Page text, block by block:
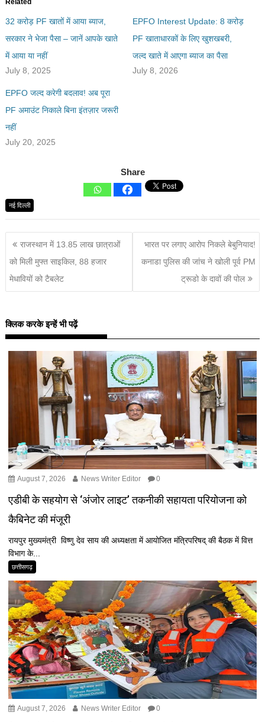
Related
32 करोड़ PF खातों में आया ब्याज,
सरकार ने भेजा पैसा – जानें आपके खाते
में आया या नहीं
July 8, 2025
EPFO Interest Update: 8 करोड़
PF खाताधारकों के लिए खुशखबरी,
जल्द खाते में आएगा ब्याज का पैसा
July 8, 2026
EPFO जल्द करेगी बदलाव! अब पूरा
PF अमाउंट निकाले बिना इंतज़ार जरूरी
नहीं
July 20, 2025
Share
नई दिल्ली
राजस्थान में 13.85 लाख छात्राओं
को मिली मुफ्त साइकिल, 88 हजार
मेधावियों को टैबलेट
भारत पर लगाए आरोप निकले बेबुनियाद!
कनाडा पुलिस की जांच ने खोली पूर्व PM
ट्रूडो के दावों की पोल
क्लिक करके इन्हें भी पढ़ें
August 7, 2026 News Writer Editor 0
एडीबी के सहयोग से ‘अंजोर लाइट’ तकनीकी सहायता परियोजना को
कैबिनेट की मंजूरी
रायपुर मुख्यमंत्री विष्णु देव साय की अध्यक्षता में आयोजित मंत्रिपरिषद् की बैठक में वित्त
विभाग के...
छत्तीसगढ़
August 7, 2026 News Writer Editor 0